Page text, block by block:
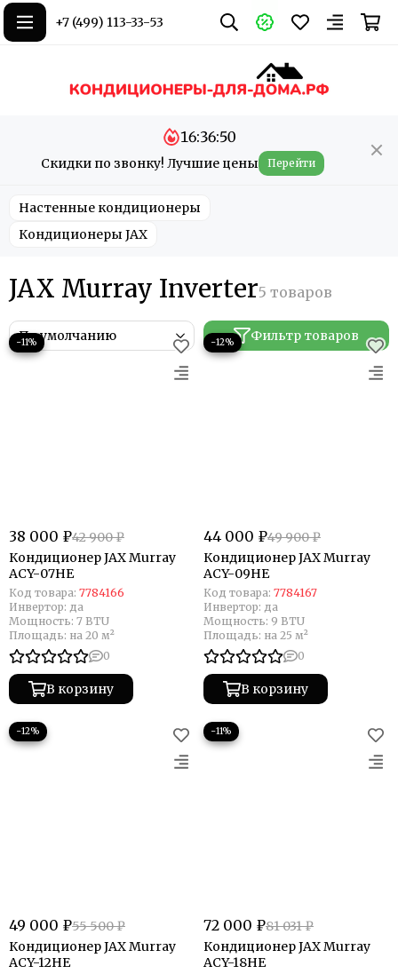
+7 (499) 113-33-53
Скидки по звонку! Лучшие цены
16:36:50
Перейти
Настенные кондиционеры
Кондиционеры JAX
JAX Murray Inverter
Фильтр товаров
−11%
38 000 ₽42 900 ₽
Кондиционер JAX Murray
ACY-07HE
Код товара: 7784166
Инвертор: да
Мощность: 7 BTU
Площадь: на 20 м²
0
В корзину
−12%
44 000 ₽49 900 ₽
Кондиционер JAX Murray
ACY-09HE
Код товара: 7784167
Инвертор: да
Мощность: 9 BTU
Площадь: на 25 м²
0
В корзину
−12%
49 000 ₽55 500 ₽
Кондиционер JAX Murray
ACY-12HE
−11%
72 000 ₽81 031 ₽
Кондиционер JAX Murray
ACY-18HE